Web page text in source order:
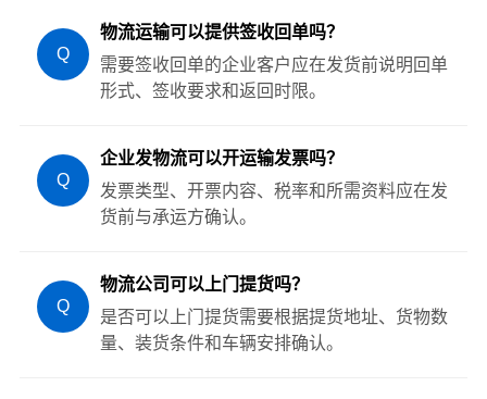
Q
物流运输可以提供签收回单吗？
需要签收回单的企业客户应在发货前说明回单
形式、签收要求和返回时限。
Q
企业发物流可以开运输发票吗？
发票类型、开票内容、税率和所需资料应在发
货前与承运方确认。
Q
物流公司可以上门提货吗？
是否可以上门提货需要根据提货地址、货物数
量、装货条件和车辆安排确认。